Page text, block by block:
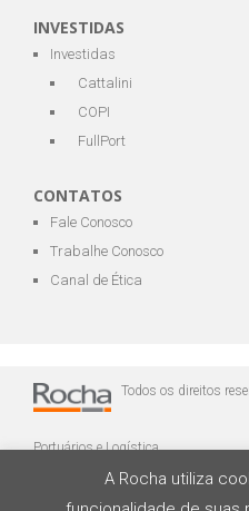
INVESTIDAS
Investidas
Cattalini
COPI
FullPort
CONTATOS
Fale Conosco
Trabalhe Conosco
Canal de Ética
Todos os direitos
Portuários e Logística
A Rocha utiliza